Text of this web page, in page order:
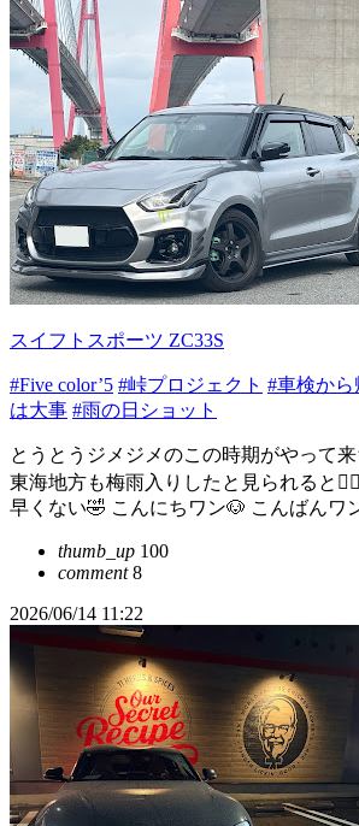
スイフトスポーツ ZC33S
#Five color’5 #峠プロジェクト #車検から
は大事 #雨の日ショット
とうとうジメジメのこの時期がやって
東海地方も梅雨入りしたと見られると
早くない🤣 こんにちワン🐶 こんばんワ
thumb_up 100
comment8
2026/06/14 11:22